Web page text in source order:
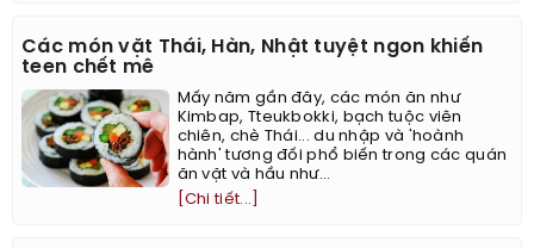
Các món vặt Thái, Hàn, Nhật tuyệt ngon khiến
teen chết mê
Mấy năm gần đây, các món ăn như
Kimbap, Tteukbokki, bạch tuộc viên
chiên, chè Thái... du nhập và 'hoành
hành' tương đối phổ biến trong các quán
ăn vặt và hầu như...
[Chi tiết...]